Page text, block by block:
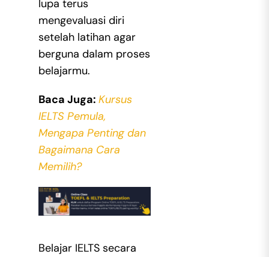
lupa terus
mengevaluasi diri
setelah latihan agar
berguna dalam proses
belajarmu.
Baca Juga: Kursus
IELTS Pemula,
Mengapa Penting dan
Bagaimana Cara
Memilih?
Belajar IELTS secara